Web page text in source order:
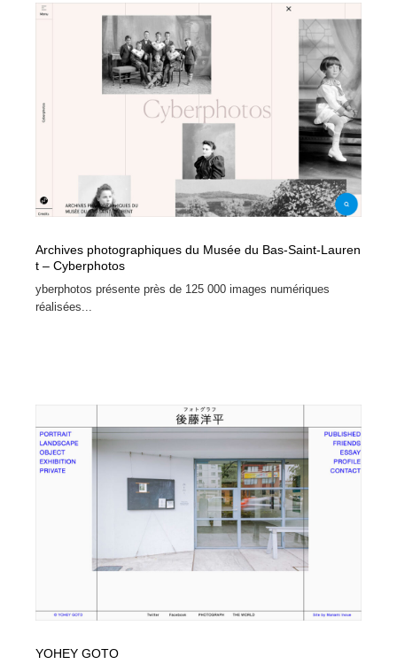
Archives photographiques du Musée du Bas-Saint-Lauren
t – Cyberphotos
yberphotos présente près de 125 000 images numériques
réalisées...
YOHEY GOTO